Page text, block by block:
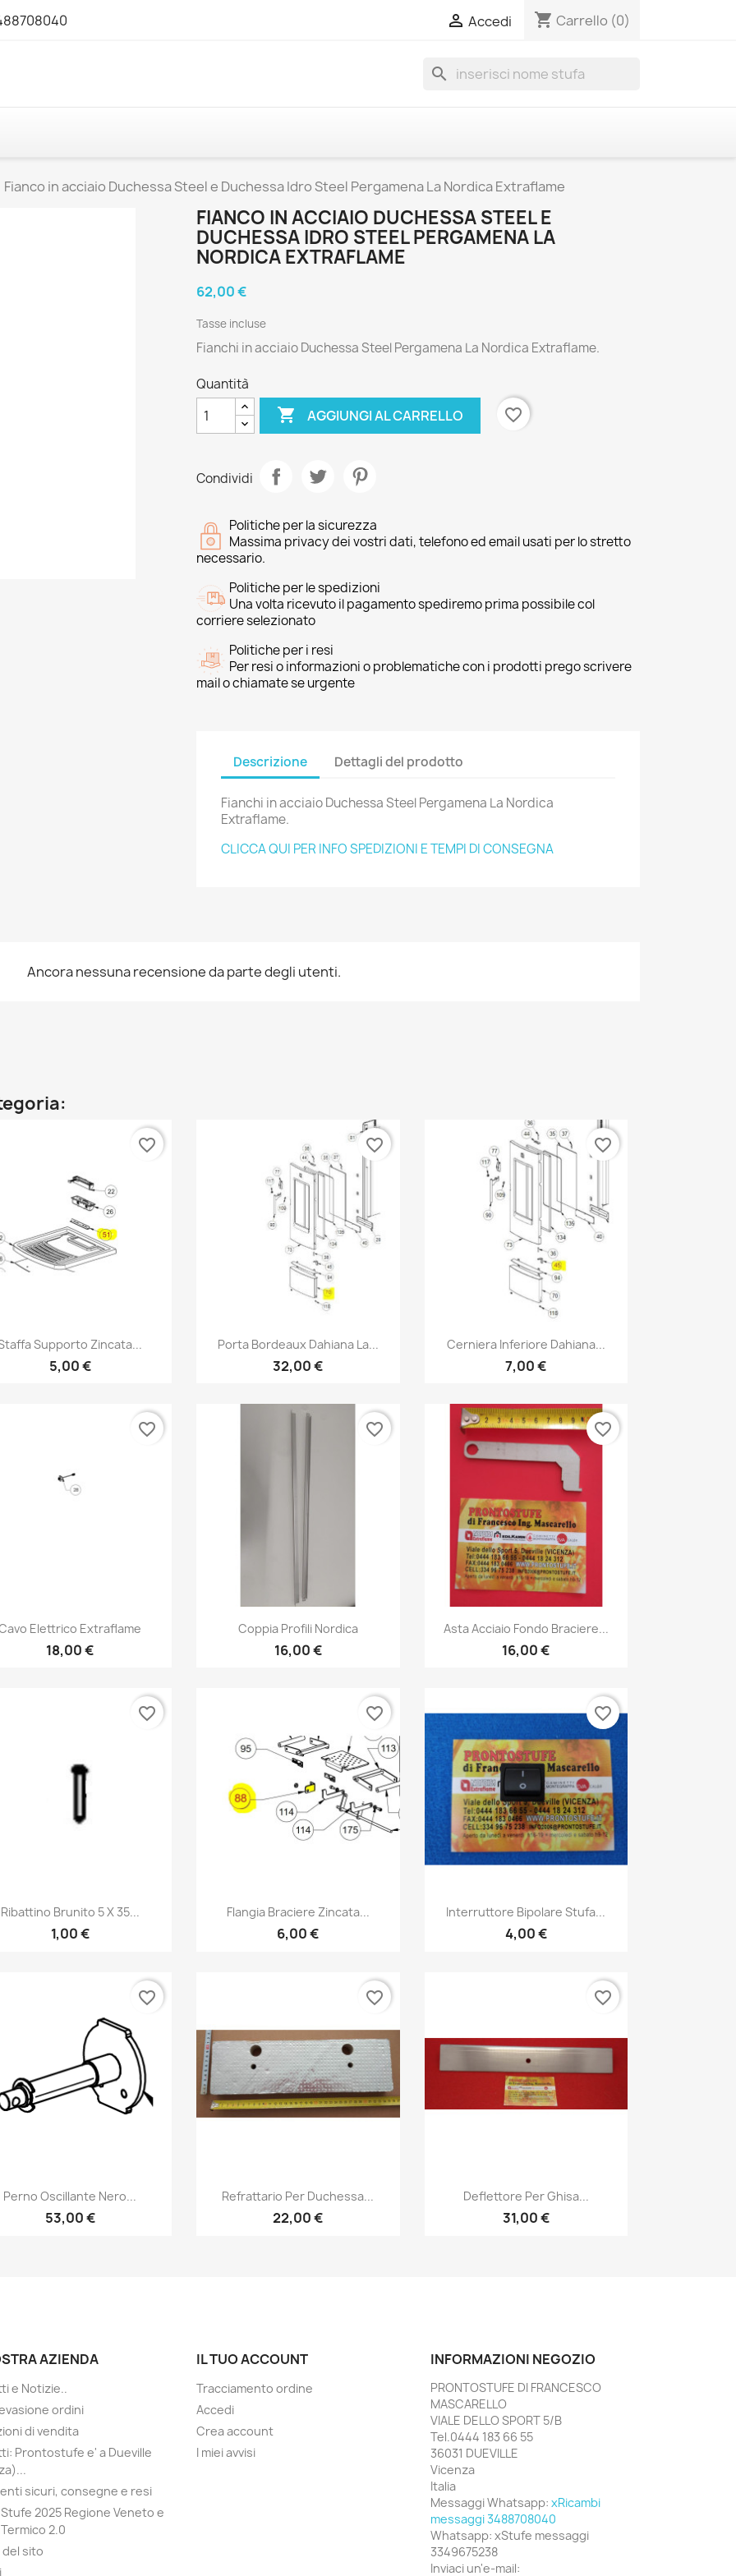
 Accedi shopping_cart Carrello (0)
search
Fianco in acciaio Duchessa Steel e Duchessa Idro Steel Pergamena La Nordica Extraflame
FIANCO IN ACCIAIO DUCHESSA STEEL E
DUCHESSA IDRO STEEL PERGAMENA LA
NORDICA EXTRAFLAME
62,00 €
Tasse incluse
Fianchi in acciaio Duchessa Steel Pergamena La Nordica Extraflame.
Quantità
 AGGIUNGI AL CARRELLO favorite_border
Condividi
Politiche per la sicurezza
Massima privacy dei vostri dati, telefono ed email usati per lo stretto
necessario.
Politiche per le spedizioni
Una volta ricevuto il pagamento spediremo prima possibile col
corriere selezionato
Politiche per i resi
Per resi o informazioni o problematiche con i prodotti prego scrivere
mail o chiamate se urgente
Descrizione Dettagli del prodotto
Fianchi in acciaio Duchessa Steel Pergamena La Nordica
Extraflame.
CLICCA QUI PER INFO SPEDIZIONI E TEMPI DI CONSEGNA
Ancora nessuna recensione da parte degli utenti.
Anteprima
Supporto Zincata...
5,00 €
favorite_border
Anteprima
Porta Bordeaux Dahiana La...
32,00 €
favorite_border
Anteprima
Cerniera Inferiore Dahiana...
7,00 €
favorite_border
Anteprima
Elettrico Extraflame
18,00 €
favorite_border
Anteprima
Coppia Profili Nordica
16,00 €
favorite_border
Anteprima
Asta Acciaio Fondo Braciere...
16,00 €
favorite_border
Anteprima
Ribattino Brunito 5 X 35...
1,00 €
favorite_border
Anteprima
Flangia Braciere Zincata...
6,00 €
favorite_border
Anteprima
Interruttore Bipolare Stufa...
4,00 €
favorite_border
Anteprima
Perno Oscillante Nero...
53,00 €
favorite_border
Anteprima
Refrattario Per Duchessa...
22,00 €
favorite_border
Anteprima
Deflettore Per Ghisa...
31,00 €
favorite_border
AZIENDA
e Notizie..
ordini
di vendita
Prontostufe e' a Dueville
sicuri, consegne e resi
2025 Regione Veneto e
2.0
del sito
IL TUO ACCOUNT
Tracciamento ordine
Accedi
Crea account
I miei avvisi
INFORMAZIONI NEGOZIO
PRONTOSTUFE DI FRANCESCO
MASCARELLO
VIALE DELLO SPORT 5/B
Tel.0444 183 66 55
36031 DUEVILLE
Vicenza
Italia
Messaggi Whatsapp: xRicambi
messaggi 3488708040
Whatsapp: xStufe messaggi
3349675238
Inviaci un'e-mail: